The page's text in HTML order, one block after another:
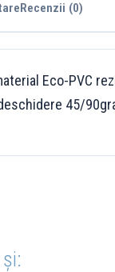
Recenzii (0)
Eco-PVC
45/